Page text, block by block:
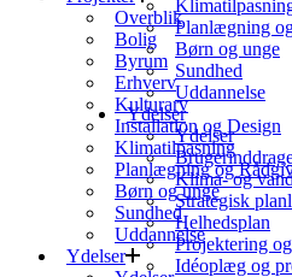
Planlægning
Børn og unge
Sundhed
Uddannelse
Ydelser
Ydelser
Klima- og
Strategisk
Helhedsplan
Projektering
Idéoplæg og
Overblik
Bolig
Byrum
Erhverv
Kulturarv
Installation og Design
Klimatilpasning
Planlægning og
Børn og unge
Sundhed
Uddannelse
Ydelser